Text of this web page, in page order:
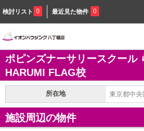
検討リスト 0 最近見た物件 0
ポピンズナーサリースクール
HARUMI FLAG校
所在地 東京都中央
施設周辺の物件